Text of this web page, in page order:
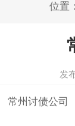
位置：
发
常州讨债公司